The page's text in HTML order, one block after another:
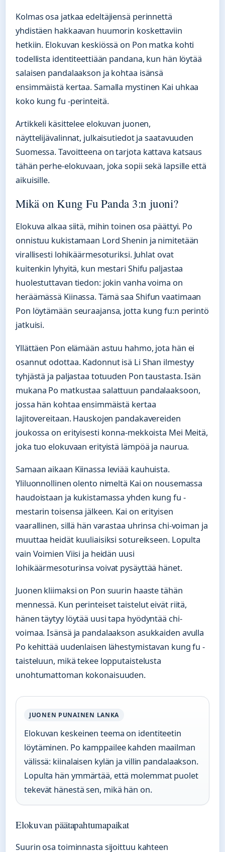
Kolmas osa jatkaa edeltäjiensä perinnettä
yhdistäen hakkaavan huumorin koskettaviin
hetkiin. Elokuvan keskiössä on Pon matka kohti
todellista identiteettiään pandana, kun hän löytää
salaisen pandalaakson ja kohtaa isänsä
ensimmäistä kertaa. Samalla mystinen Kai uhkaa
koko kung fu -perinteitä.
Artikkeli käsittelee elokuvan juonen,
näyttelijävalinnat, julkaisutiedot ja saatavuuden
Suomessa. Tavoitteena on tarjota kattava katsaus
tähän perhe-elokuvaan, joka sopii sekä lapsille että
aikuisille.
Mikä on Kung Fu Panda 3:n juoni?
Elokuva alkaa siitä, mihin toinen osa päättyi. Po
onnistuu kukistamaan Lord Shenin ja nimitetään
virallisesti lohikäärmesoturiksi. Juhlat ovat
kuitenkin lyhyitä, kun mestari Shifu paljastaa
huolestuttavan tiedon: jokin vanha voima on
heräämässä Kiinassa. Tämä saa Shifun vaatimaan
Pon löytämään seuraajansa, jotta kung fu:n perintö
jatkuisi.
Yllättäen Pon elämään astuu hahmo, jota hän ei
osannut odottaa. Kadonnut isä Li Shan ilmestyy
tyhjästä ja paljastaa totuuden Pon taustasta. Isän
mukana Po matkustaa salattuun pandalaaksoon,
jossa hän kohtaa ensimmäistä kertaa
lajitovereitaan. Hauskojen pandakavereiden
joukossa on erityisesti konna-mekkoista Mei Meitä,
joka tuo elokuvaan erityistä lämpöä ja naurua.
Samaan aikaan Kiinassa leviää kauhuista.
Yliluonnollinen olento nimeltä Kai on nousemassa
haudoistaan ja kukistamassa yhden kung fu -
mestarin toisensa jälkeen. Kai on erityisen
vaarallinen, sillä hän varastaa uhrinsa chi-voiman ja
muuttaa heidät kuuliaisiksi sotureikseen. Lopulta
vain Voimien Viisi ja heidän uusi
lohikäärmesoturinsa voivat pysäyttää hänet.
Juonen kliimaksi on Pon suurin haaste tähän
mennessä. Kun perinteiset taistelut eivät riitä,
hänen täytyy löytää uusi tapa hyödyntää chi-
voimaa. Isänsä ja pandalaakson asukkaiden avulla
Po kehittää uudenlaisen lähestymistavan kung fu -
taisteluun, mikä tekee lopputaistelusta
unohtumattoman kokonaisuuden.
JUONEN PUNAINEN LANKA
Elokuvan keskeinen teema on identiteetin
löytäminen. Po kamppailee kahden maailman
välissä: kiinalaisen kylän ja villin pandalaakson.
Lopulta hän ymmärtää, että molemmat puolet
tekevät hänestä sen, mikä hän on.
Elokuvan päätapahtumapaikat
Suurin osa toiminnasta sijoittuu kahteen